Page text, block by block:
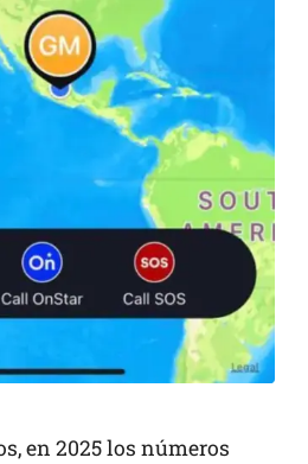
en 2025 los números